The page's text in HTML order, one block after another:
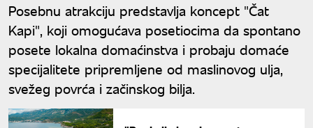
Posebnu atrakciju predstavlja koncept "Čat
Kapi", koji omogućava posetiocima da spontano
posete lokalna domaćinstva i probaju domaće
specijalitete pripremljene od maslinovog ulja,
svežeg povrća i začinskog bilja.